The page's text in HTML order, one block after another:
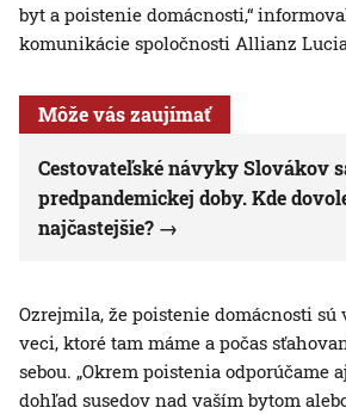
byt a poistenie domácnosti,“
komunikácie spoločnosti Allianz
Môže vás zaujímať
Cestovateľské návyky Slovákov
predpandemickej doby. Kde
najčastejšie?
Ozrejmila, že poistenie domácnosti
veci, ktoré tam máme a počas
sebou. „Okrem poistenia odporúčame
dohľad susedov nad vaším bytom